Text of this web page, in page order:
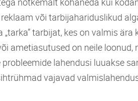
või tarbijahariduslikud
tarbijat, kes on valmis ära
ametiasutused on neile loonud,
lahendusi luuakse
vajavad